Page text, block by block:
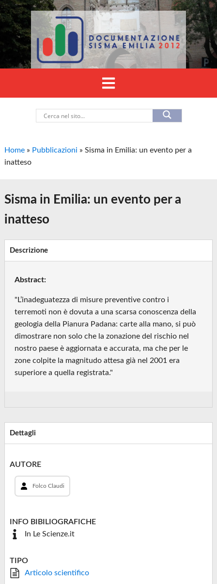
Home » Pubblicazioni »Sisma in Emilia: un evento per a
inatteso
Sisma in Emilia: un evento per a
inatteso
Descrizione
Abstract:
"L’inadeguatezza di misure preventive contro i
terremoti non è dovuta a una scarsa conoscenza della
geologia della Pianura Padana: carte alla mano, si può
dimostrare non solo che la zonazione del rischio nel
nostro paese è aggiornata e accurata, ma che per le
zone colpite la magnitudo attesa già nel 2001 era
superiore a quella registrata."
Dettagli
AUTORE
Folco Claudi
INFO BIBILIOGRAFICHE
In Le Scienze.it
TIPO
Articolo scientifico